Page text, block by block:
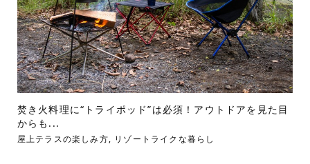
焚き火料理に“トライポッド”は必須！アウトドアを見た目
からも...
屋上テラスの楽しみ方, リゾートライクな暮らし